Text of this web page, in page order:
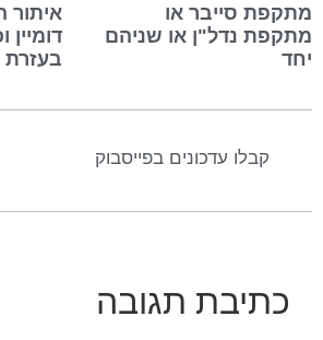
מתקפת סייבר או
מתקפת נדל"ן או שניהם
יחד
איתור
דומיין
בעזרת AI
קבלו עדכונים בפייסבוק
כתיבת תגובה